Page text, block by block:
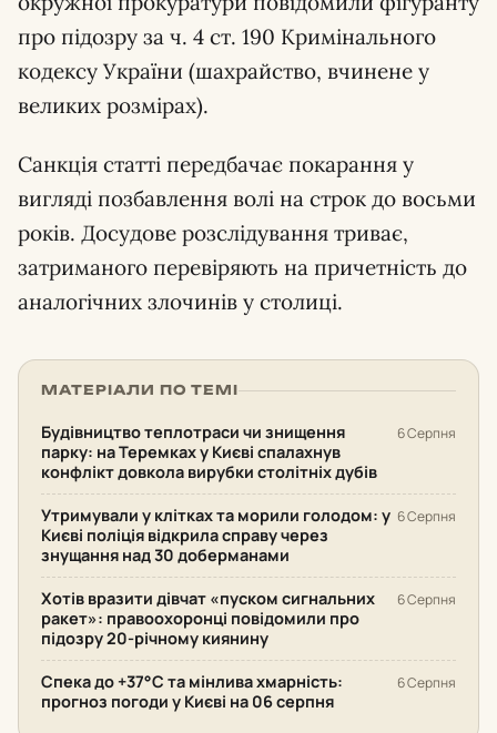
про підозру за ч. 4 ст. 190 Кримінального
кодексу України (шахрайство, вчинене у
великих розмірах).
Санкція статті передбачає покарання у
вигляді позбавлення волі на строк до восьми
років. Досудове розслідування триває,
затриманого перевіряють на причетність до
аналогічних злочинів у столиці.
МАТЕРІАЛИ ПО ТЕМІ
Будівництво теплотраси чи знищення
парку: на Теремках у Києві спалахнув
конфлікт довкола вирубки столітніх дубів
6 Серпня
Утримували у клітках та морили голодом: у
Києві поліція відкрила справу через
знущання над 30 доберманами
6 Серпня
Хотів вразити дівчат «пуском сигнальних
ракет»: правоохоронці повідомили про
підозру 20-річному киянину
6 Серпня
Спека до +37°С та мінлива хмарність:
прогноз погоди у Києві на 06 серпня
6 Серпня